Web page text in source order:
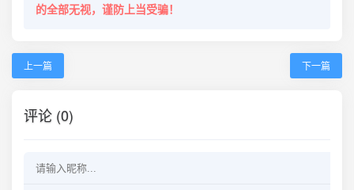
的全部无视，谨防上当受骗！
上一篇 下一篇
评论 (0)